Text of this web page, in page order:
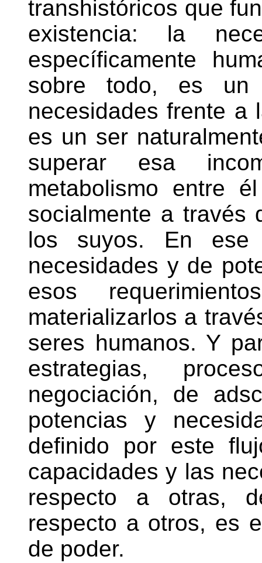
transhistóricos que
existencia: la
específicamente
sobre todo, es un
necesidades frente a
es un ser
superar esa
metabolismo entre
socialmente a través
los suyos. En ese
necesidades y de
esos
materializarlos a
seres humanos. Y
estrategias,
negociación, de
potencias y
definido por este
capacidades y las
respecto a otras,
respecto a otros, es
de poder.